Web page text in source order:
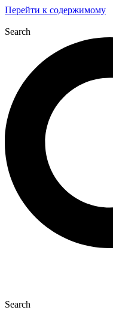
Перейти к содержимому
Search
Search